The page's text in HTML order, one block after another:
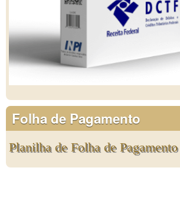
Folha de Pagamento
Planilha de Folha de Pagamento